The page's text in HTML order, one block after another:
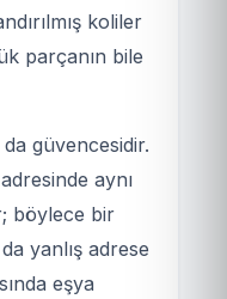
koliler
parçanın bile
da güvencesidir.
aynı
böylece bir
yanlış adrese
eşya